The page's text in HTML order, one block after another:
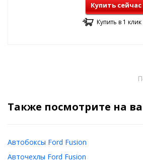
Купить сейчас
Купить в 1 клик
Также посмотрите на
Автобоксы Ford Fusion
Авточехлы Ford Fusion